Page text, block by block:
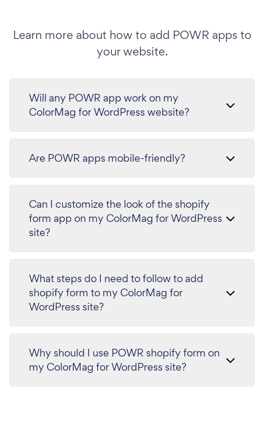
Learn more about how to add POWR apps to
your website.
Will any POWR app work on my
ColorMag for WordPress website?
Are POWR apps mobile-friendly?
Can I customize the look of the shopify
form app on my ColorMag for WordPress
site?
What steps do I need to follow to add
shopify form to my ColorMag for
WordPress site?
Why should I use POWR shopify form on
my ColorMag for WordPress site?